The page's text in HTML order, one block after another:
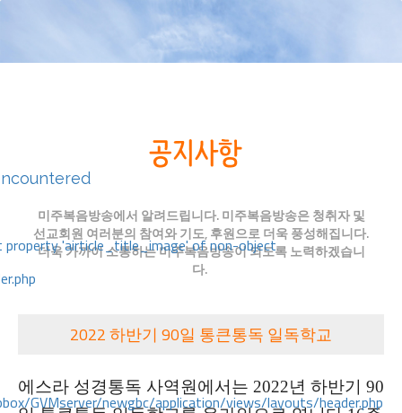
property 'airticle_title_image' of non-object
GVMserver/newgbc/application/views/layouts/header.php
미주복음방송에서 알려드립니다. 미주복음방송은 청취자 및
선교회원 여러분의 참여와 기도, 후원으로 더욱 풍성해집니다.
더욱 가까이 소통하는 미주복음방송이 되도록 노력하겠습니
다.
2022 하반기 90일 통큰통독 일독학교
에스라 성경통독 사역원에서는 2022년 하반기 90